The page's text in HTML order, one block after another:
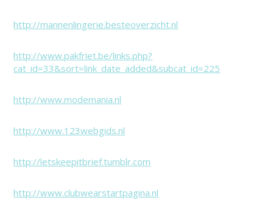
http://mannenlingerie.besteoverzicht.nl
http://www.pakfriet.be/links.php?
cat_id=33&sort=link_date_added&subcat_id=225
http://www.modemania.nl
http://www.123webgids.nl
http://letskeepitbrief.tumblr.com
http://www.clubwearstartpagina.nl